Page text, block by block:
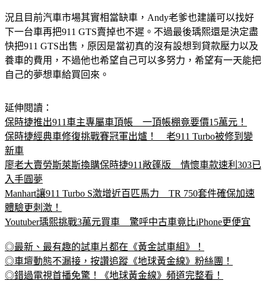
下一台車再把911 GTS賣掉也不遲。不過最後瑀熙還是決定盡
快把911 GTS出售，原因是當初真的沒有設想到貸款壓力以及
養車的費用，不過他也希望自己可以多努力，希望有一天能把
自己的夢想車給買回來。
保時捷推出911車主專屬車頂帳　一頂帳棚竟要價15萬元！
保時捷經典車修復挑戰賽冠軍出爐！　老911 Turbo被修到變
新車
廖老大賣勞斯萊斯換購保時捷911敞篷版　情懷車款速利303已
入手圓夢
Manhart讓911 Turbo S激增近百匹馬力　TR 750套件確保加速
體驗更刺激！
Youtuber瑀熙挑戰3萬元買車　驚呼中古車竟比iPhone更便宜
◎車壇動態不漏接，按讚追蹤《地球黃金線》粉絲團！
◎錯過電視首播免驚！《地球黃金線》頻道完整看！